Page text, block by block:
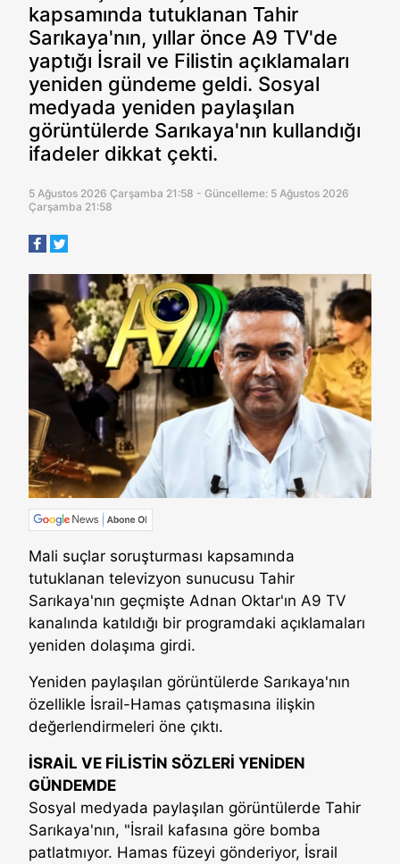
kapsamında tutuklanan Tahir
Sarıkaya'nın, yıllar önce A9 TV'de
yaptığı İsrail ve Filistin açıklamaları
yeniden gündeme geldi. Sosyal
medyada yeniden paylaşılan
görüntülerde Sarıkaya'nın kullandığı
ifadeler dikkat çekti.
5 Ağustos 2026 Çarşamba 21:58 - Güncelleme: 5 Ağustos 2026
Çarşamba 21:58
Mali suçlar soruşturması kapsamında
tutuklanan televizyon sunucusu Tahir
Sarıkaya'nın geçmişte Adnan Oktar'ın A9 TV
kanalında katıldığı bir programdaki açıklamaları
yeniden dolaşıma girdi.
Yeniden paylaşılan görüntülerde Sarıkaya'nın
özellikle İsrail-Hamas çatışmasına ilişkin
değerlendirmeleri öne çıktı.
İSRAİL VE FİLİSTİN SÖZLERİ YENİDEN
GÜNDEMDE
Sosyal medyada paylaşılan görüntülerde Tahir
Sarıkaya'nın, "İsrail kafasına göre bomba
patlatmıyor. Hamas füzeyi gönderiyor, İsrail